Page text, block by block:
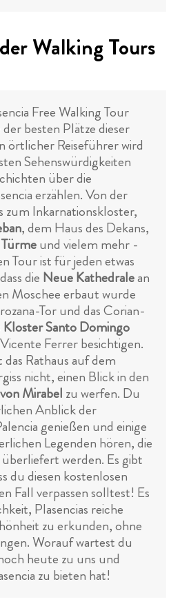
Walking Tours
Free Walking Tour
besten Plätze dieser
örtlicher Reiseführer wird
Sehenswürdigkeiten
über die
erzählen. Von der
zum Inkarnationskloster,
, dem Haus des Dekans,
und vielem mehr -
Tour ist für jeden etwas
die Neue Kathedralean
Moschee erbaut wurde
Tor und das Corian-
Kloster Santo Domingo
Ferrer besichtigen.
Rathaus auf dem
nicht, einen Blick in den
Mirabel zu werfen. Du
Anblick der
genießen und einige
Legenden hören, die
werden. Es gibt
du diesen kostenlosen
Fall verpassen solltest! Es
Plasencias reiche
zu erkunden, ohne
Worauf wartest du
heute zu uns und
zu bieten hat!